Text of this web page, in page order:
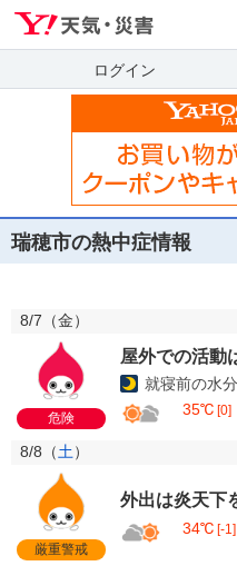
ログイン
瑞穂市の熱中症情報
8/7（金）
危険
屋外での活動
就寝前の水
35℃ [0]
8/8（土）
厳重警戒
外出は炎天下
34℃ [-1]